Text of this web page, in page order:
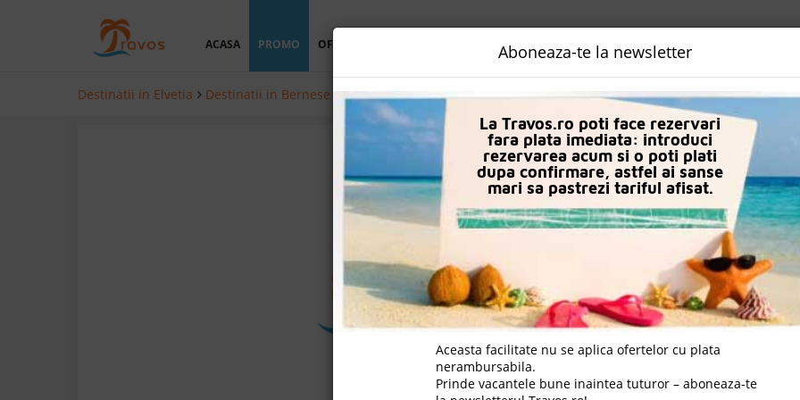
ACASA PROMO OFERTA PERSONALIZATA DESTINATII LOGIN
Destinatii in Elvetia Destinatii in Bernese Oberland Hoteluri in Gstaad Hotel Chalet Aebnetbode
Aboneaza-te la newsletter
La Travos.ro poti face rezervari
fara plata imediata: introduci
rezervarea acum si o poti plati
dupa confirmare, astfel ai sanse
mari sa pastrezi tariful afisat.
Aceasta facilitate nu se aplica ofertelor cu plata
nerambursabila.
Prinde vacantele bune inaintea tuturor – aboneaza-te